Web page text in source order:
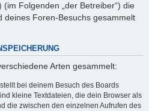
(im Folgenden „der Betreiber“) die
deines Foren-Besuchs gesammelt
Arten gesammelt:
bei deinem Besuch des Boards
kleine Textdateien, die dein Browser als
die zwischen den einzelnen Aufrufen des